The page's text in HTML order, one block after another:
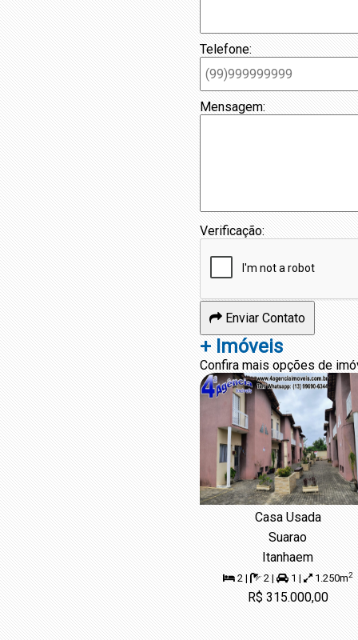
Telefone:
Mensagem:
Verificação:
Enviar Contato
+ Imóveis
Confira mais opções de
Casa Usada
Suarao
Itanhaem
2 | 2 | 1 | 1.250m2
R$ 315.000,00